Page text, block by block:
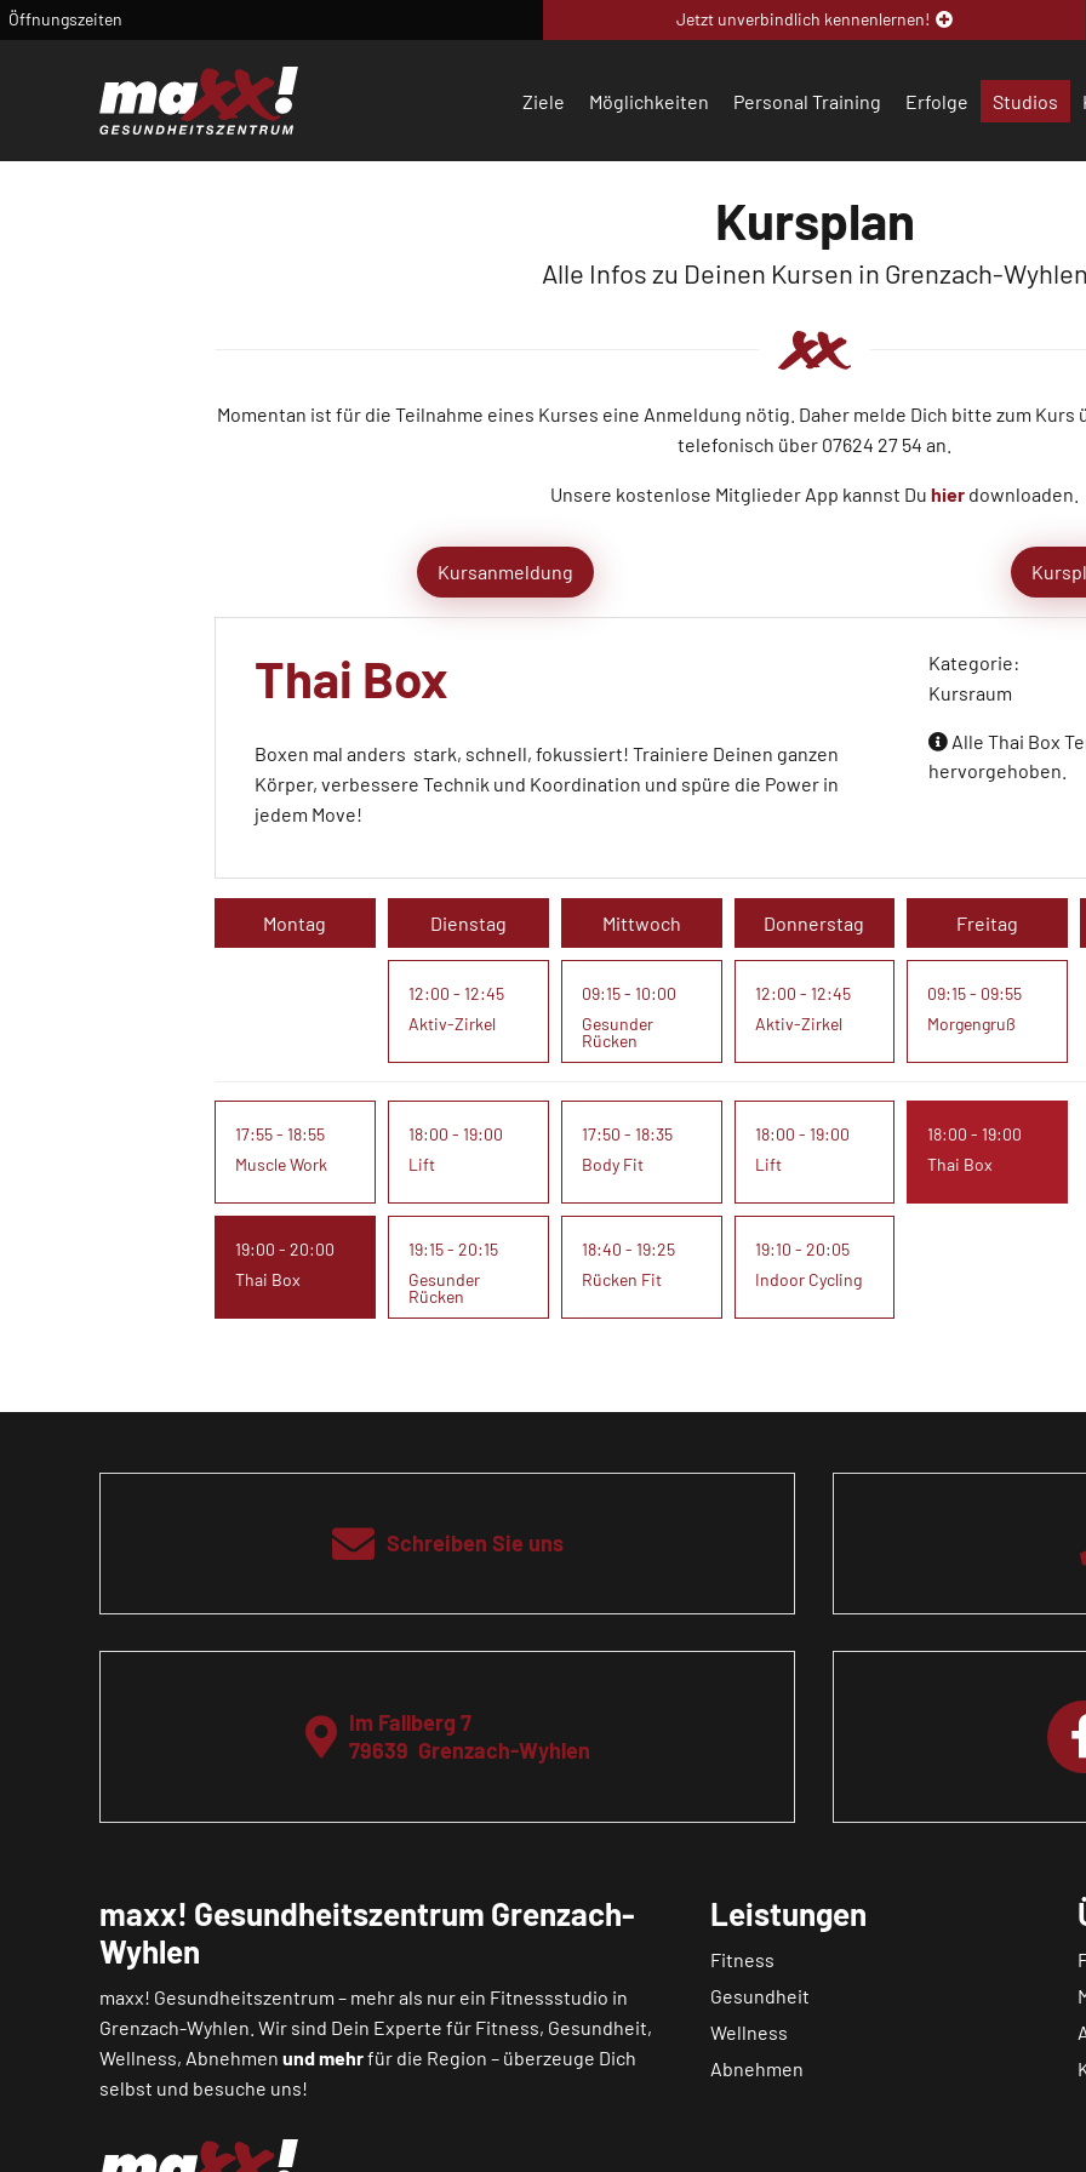
Jetzt unverbindlich kennenlernen!
Öffnungszeiten
Ziele Möglichkeiten Personal Training Erfolge Studios
Kursplan
Alle Infos zu Deinen Kursen in Grenzach-Wyhlen
Momentan ist für die Teilnahme eines Kurses eine Anmeldung nötig. Daher melde Dich bitte zum Kurs
telefonisch über 07624 27 54 an.
Unsere kostenlose Mitglieder App kannst Du hier downloaden.
Kursanmeldung
Thai Box
Boxen mal anders  stark, schnell, fokussiert! Trainiere Deinen ganzen
Körper, verbessere Technik und Koordination und spüre die Power in
jedem Move!
Kategorie:
Kursraum
Alle Thai Box
hervorgehoben.
Montag Dienstag
12:00 - 12:45
Aktiv-Zirkel
Mittwoch
09:15 - 10:00
Gesunder
Rücken
Donnerstag
12:00 - 12:45
Aktiv-Zirkel
Freitag
09:15 - 09:55
Morgengruß
17:55 - 18:55
Muscle Work
19:00 - 20:00
Thai Box
18:00 - 19:00
Lift
19:15 - 20:15
Gesunder
Rücken
17:50 - 18:35
Body Fit
18:40 - 19:25
Rücken Fit
18:00 - 19:00
Lift
19:10 - 20:05
Indoor Cycling
18:00 - 19:00
Thai Box
Schreiben Sie uns
Im Fallberg 7
79639 Grenzach-Wyhlen
maxx! Gesundheitszentrum Grenzach-
Wyhlen
maxx! Gesundheitszentrum – mehr als nur ein Fitnessstudio in
Grenzach-Wyhlen. Wir sind Dein Experte für Fitness, Gesundheit,
Wellness, Abnehmenund mehrfür die Region – überzeuge Dich
selbst und besuche uns!
Leistungen
Fitness
Gesundheit
Wellness
Abnehmen